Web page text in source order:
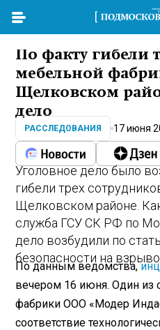
По факту гибели
мебельной
Щелковском
дело
РАССЛЕДОВАНИЯ 17 июня
Уголовное дело было
гибели трех
Щелковском районе.
служба ГСУ СК РФ по
дело возбудили по
безопасности на
По данным ведомства,
вечером 16 июня. Один из
фабрики ООО «Модер
соответствие